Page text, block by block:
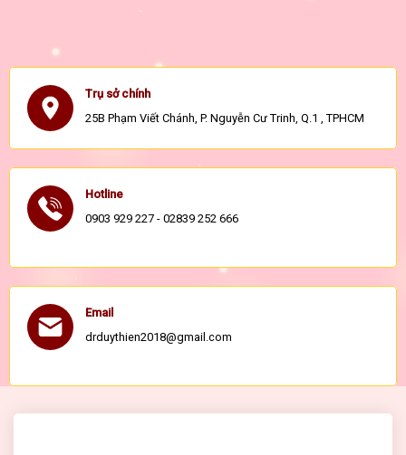
Trụ sở chính
25B Phạm Viết Chánh, P. Nguyễn Cư Trinh, Q.1 , TPHCM
Hotline
0903 929 227 - 02839 252 666
Email
drduythien2018@gmail.com